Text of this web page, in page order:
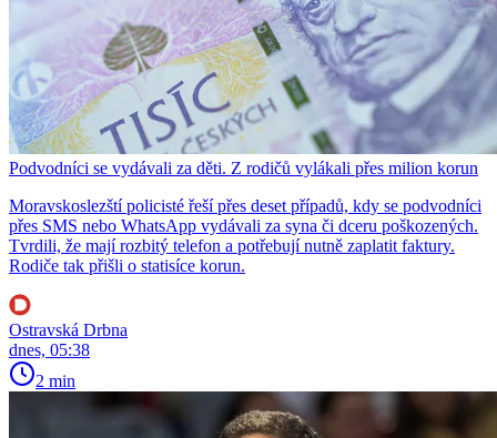
Podvodníci se vydávali za děti. Z rodičů vylákali přes milion korun
Moravskoslezští policisté řeší přes deset případů, kdy se podvodníci
přes SMS nebo WhatsApp vydávali za syna či dceru poškozených.
Tvrdili, že mají rozbitý telefon a potřebují nutně zaplatit faktury.
Rodiče tak přišli o statisíce korun.
Ostravská Drbna
dnes, 05:38
2 min